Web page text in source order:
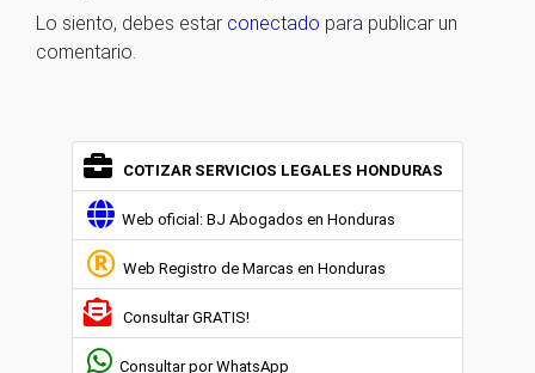
Lo siento, debes estar conectado para publicar un
comentario.
COTIZAR SERVICIOS LEGALES HONDURAS
Web oficial: BJ Abogados en Honduras
Web Registro de Marcas en Honduras
Consultar GRATIS!
Consultar por WhatsApp